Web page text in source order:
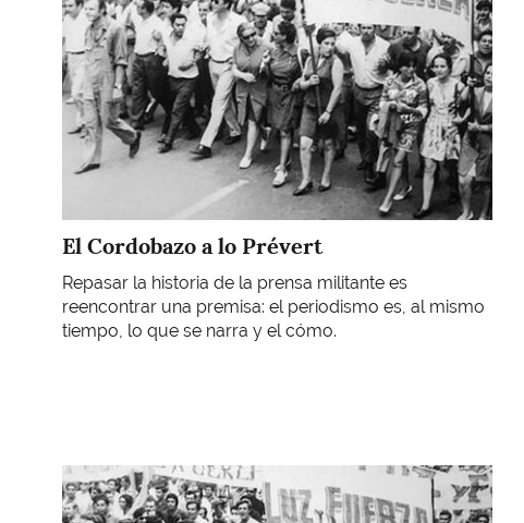
El Cordobazo a lo Prévert
Repasar la historia de la prensa militante es
reencontrar una premisa: el periodismo es, al mismo
tiempo, lo que se narra y el cómo.
Imagen